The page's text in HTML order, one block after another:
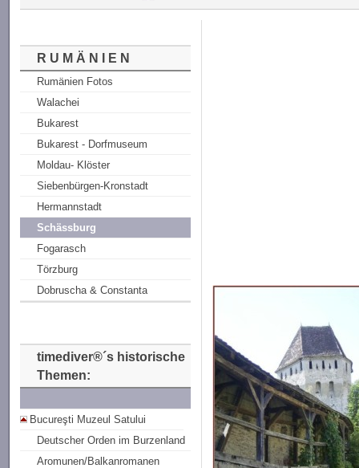
R U M Ä N I E N
Rumänien Fotos
Walachei
Bukarest
Bukarest - Dorfmuseum
Moldau- Klöster
Siebenbürgen-Kronstadt
Hermannstadt
Schässburg
Fogarasch
Törzburg
Dobruscha & Constanta
timediver®´s historische
Themen:
Bucureşti Muzeul Satului
Deutscher Orden im Burzenland
Aromunen/Balkanromanen